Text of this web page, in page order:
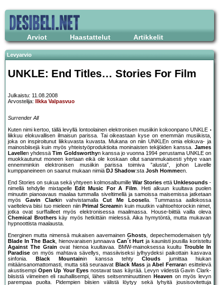
Arviot Haastattelut Artikkelit
Levyarvio
UNKLE: End Titles… Stories For Film
Julkaistu: 11.08.2008
Arvostelija:
Ilkka Valpasvuo
Surrender All
Kuten nimi kertoo, tällä levyllä lontoolainen elektronisen musiikin kokoonpano UNKLE
liikkuu elokuvallisen ilmaisun parissa. Tai oikeastaan kyse on enemmän musiikista,
joka on inspiroitunut liikkuvasta kuvasta. Mukana on niin UNKLEn omia elokuva- ja
mainosbiisejä kuin myös yhteistyöproduktioita moninaisten tekijöiden kanssa. James
Lavellen yhdessäTim Goldsworthyn kanssa jo vuonna 1994 perustama UNKLE on
muokkautunut moneen kertaan eikä ole koskaan ollut sananmukaisesti yhtye vaan
ennemminkin elektronisen musiikin parissa toimiva ”alusta”, johon Lavelle
kumppaneineen on saanut mukaan nimiä DJ Shadow:sta Josh Hommeen.
End Stories on sukua sekä yhtyeen kolmosalbumille War Stories että Unklesounds -
nimellä tehdylle mixtapelle
Edit Music For A Film. Heti alkuun kuultava puolen
minuutin pianoavaus maalaa tummalla siveltimellä ja samoissa maisemissa jatketaan
myös Gavin Clarkin vahvistamalla Cut Me Loosella. Tummassa aallokossa
vaelteleva biisi tuo mieleen niin Primal Screamin kuin muutkin vaihtoehtorockin nimet,
jotka ovat surffailleet myös elektronisessa maailmassa. House-biittiä vailla oleva
Chemical Brotherskäy myös hetkittäin mielessä. Aika hymytöntä, mutta mukavan
hypnoottista maalausta.
Energinen mutta nimensä mukaisen aavemainenGhosts, depechemodemaisen tyly
Blade In The Back, hienovaraisen junnaava Can´t Hurt ja kauniisti jousilla koristeltu
Against The Grain ovat hienoa kuultavaa. BMW-mainoksessa kuultu Trouble In
Paradise on myös mahtava sävellys, massiiviseksi jylhyydeksi paikottain kasvava
sinfonia.
Black Mountainin kanssa tehtyClouds jumittaa hiukan
mitäänsanomattomasti, mutta sitä seuraavat Black MassjaAbel Ferraran esittelevä
akustisempi Open Up Your Eyes nostavat taas käyrää. Levyn viidestä Gavin Clark-
biisistä viimeinen eli rauhallisempi, lähes seitsenminuuttinen Heaven on myös levyn
parempaa puolta. Pidempien biisien välistä löytyy sekä lyhyitä jousisovitettuja